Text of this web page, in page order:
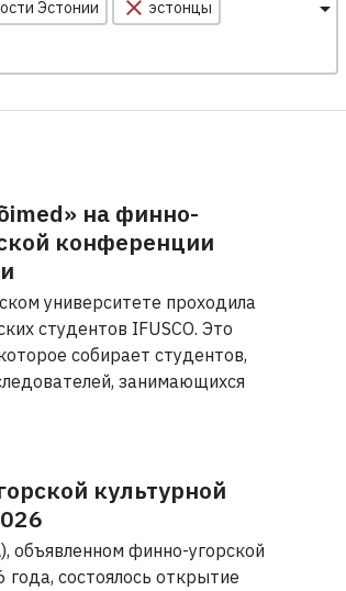
Эстонии эстонцы
на финно-
конференции
университете проходила
студентов IFUSCO. Это
собирает студентов,
занимающихся
культурной
объявленном финно-угорской
года, состоялось открытие